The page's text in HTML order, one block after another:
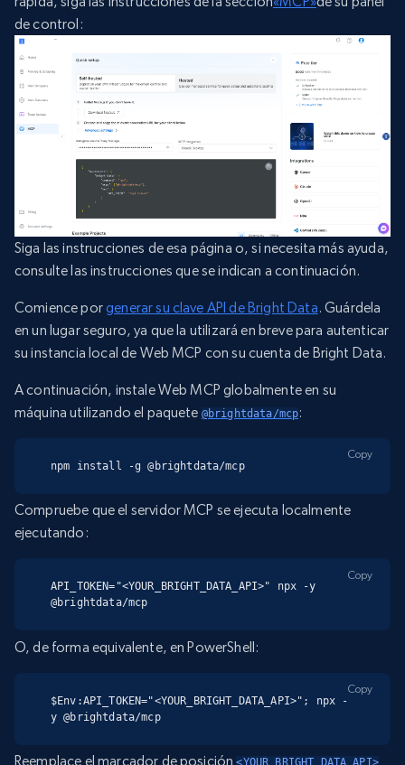
de control:
Siga las instrucciones de esa página o, si necesita más ayuda,
consulte las instrucciones que se indican a continuación.
Comience porgenerar su clave API de Bright Data. Guárdela
en un lugar seguro, ya que la utilizará en breve para autenticar
su instancia local de Web MCP con su cuenta de Bright Data.
A continuación, instale Web MCP globalmente en su
máquina utilizando el paquete @brightdata/mcp:
npm install -g @brightdata/mcp
Copy
Compruebe que el servidor MCP se ejecuta localmente
ejecutando:
API_TOKEN="<YOUR_BRIGHT_DATA_API>" npx -y
@brightdata/mcp
Copy
O, de forma equivalente, en PowerShell:
$Env:API_TOKEN="<YOUR_BRIGHT_DATA_API>"; npx -
y @brightdata/mcp
Copy
Reemplace el marcador de posición<YOUR_BRIGHT_DATA_API>